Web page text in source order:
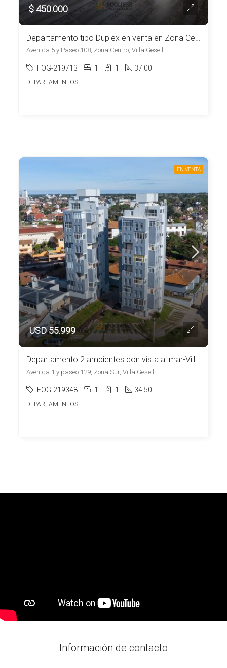
$ 450.000
Departamento tipo Duplex en venta en Zona Centro
Avenida 5 y Paseo 108, Zona Centro, Villa Gesell
FOG-219713 1 1 37.00
DEPARTAMENTOS
EN VENTA
USD 55.999
Departamento 2 ambientes con vista al mar-Villa Gesell
Avenida 1 y paseo 129, Zona Sur, Villa Gesell
FOG-219348 1 1 34.50
DEPARTAMENTOS
Información de contacto